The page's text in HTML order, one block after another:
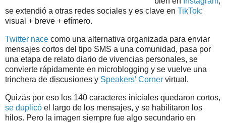
se extendió a otras redes sociales y es clave en TikTok:
visual + breve + efímero.
Twitter nace como una alternativa organizada para enviar
mensajes cortos del tipo SMS a una comunidad, pasa por
una etapa de relato diario de vivencias personales, se
convierte rápidamente en microblogging y se vuelve una
trinchera de discusiones y Speakers' Corner virtual.
Quizás por eso los 140 caracteres iniciales quedaron cortos,
se duplicó el largo de los mensajes, y se habilitaron los
hilos. Pero la imagen siempre fue algo secundario en